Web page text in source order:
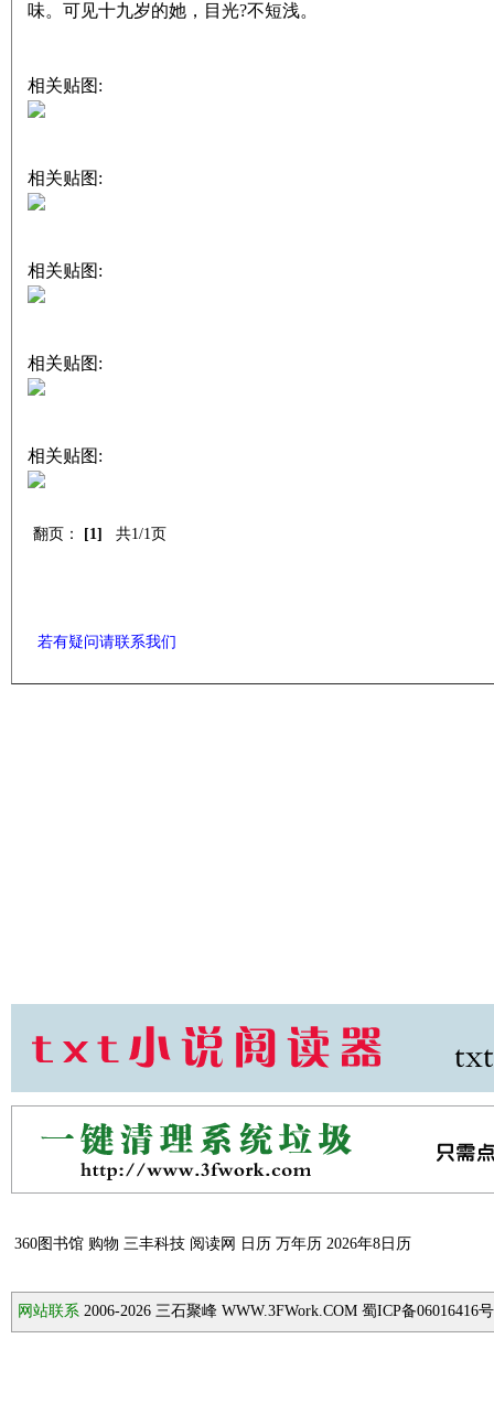
味。可见十九岁的她，目光?不短浅。
相关贴图:
相关贴图:
相关贴图:
相关贴图:
相关贴图:
翻页： [1] 共1/1页
若有疑问请联系我们
360图书馆 购物 三丰科技 阅读网 日历 万年历 2026年8日历
网站联系 2006-2026 三石聚峰 WWW.3FWork.COM 蜀ICP备06016416号